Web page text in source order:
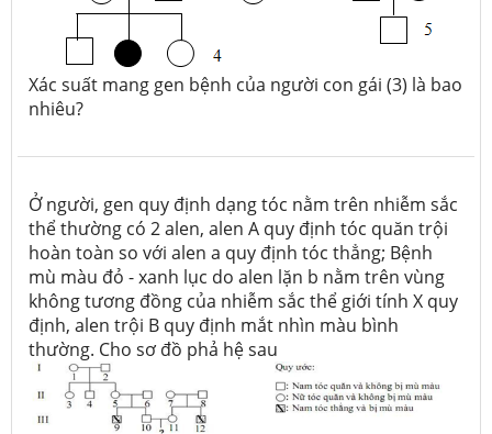
Xác suất mang gen bệnh của người con gái (3) là bao
nhiêu?
Ở người, gen quy định dạng tóc nằm trên nhiễm sắc
thể thường có 2 alen, alen A quy định tóc quăn trội
hoàn toàn so với alen a quy định tóc thẳng; Bệnh
mù màu đỏ - xanh lục do alen lặn b nằm trên vùng
không tương đồng của nhiễm sắc thể giới tính X quy
định, alen trội B quy định mắt nhìn màu bình
thường. Cho sơ đồ phả hệ sau